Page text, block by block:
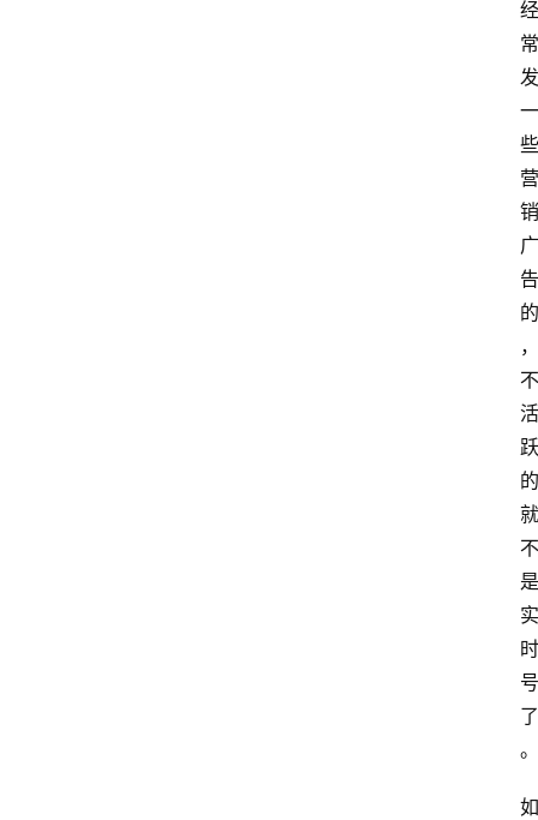
经
常
发
一
些
营
销
广
告
的
，
不
活
跃
的
就
不
是
实
时
号
了
。
如